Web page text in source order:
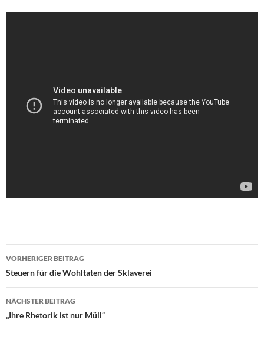
Beitragsnavigation
VORHERIGER BEITRAG
Steuern für die Wohltaten der Sklaverei
NÄCHSTER BEITRAG
„Ihre Rhetorik ist nur Müll“